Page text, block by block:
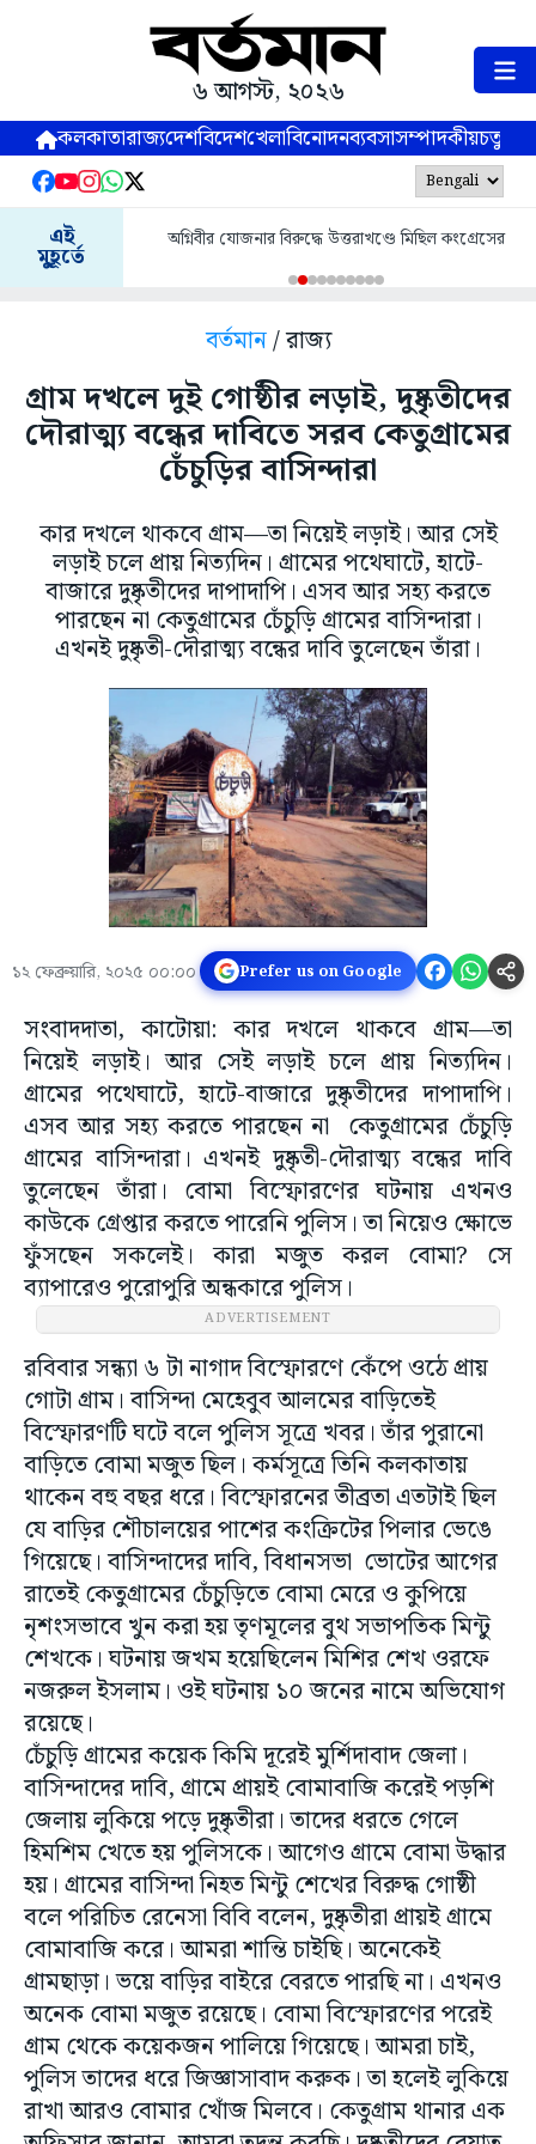
৬ আগস্ট, ২০২৬
কলকাতারাজ্যদেশবিদেশখেলাবিনোদনব্যবসাসম্পাদকীয়
এই
মুহূর্তে
অগ্নিবীর যোজনার বিরুদ্ধে উত্তরাখণ্ডে মিছিল কংগ্রেসের
বর্তমান/ রাজ্য
গ্রাম দখলে দুই গোষ্ঠীর লড়াই, দুষ্কৃতীদের
দৌরাত্ম্য বন্ধের দাবিতে সরব কেতুগ্রামের
চেঁচুড়ির বাসিন্দারা
কার দখলে থাকবে গ্রাম—তা নিয়েই লড়াই। আর সেই
লড়াই চলে প্রায় নিত্যদিন। গ্রামের পথেঘাটে, হাটে-
বাজারে দুষ্কৃতীদের দাপাদাপি। এসব আর সহ্য করতে
পারছেন না কেতুগ্রামের চেঁচুড়ি গ্রামের বাসিন্দারা।
এখনই দুষ্কৃতী-দৌরাত্ম্য বন্ধের দাবি তুলেছেন তাঁরা।
১২ ফেব্রুয়ারি, ২০২৫ ০০:০০ Prefer us on Google
সংবাদদাতা, কাটোয়া: কার দখলে থাকবে গ্রাম—তা
নিয়েই লড়াই। আর সেই লড়াই চলে প্রায় নিত্যদিন।
গ্রামের পথেঘাটে, হাটে-বাজারে দুষ্কৃতীদের দাপাদাপি।
এসব আর সহ্য করতে পারছেন না কেতুগ্রামের চেঁচুড়ি
গ্রামের বাসিন্দারা। এখনই দুষ্কৃতী-দৌরাত্ম্য বন্ধের দাবি
তুলেছেন তাঁরা। বোমা বিস্ফোরণের ঘটনায় এখনও
কাউকে গ্রেপ্তার করতে পারেনি পুলিস। তা নিয়েও ক্ষোভে
ফুঁসছেন সকলেই। কারা মজুত করল বোমা? সে
ব্যাপারেও পুরোপুরি অন্ধকারে পুলিস।
ADVERTISEMENT
রবিবার সন্ধ্যা ৬ টা নাগাদ বিস্ফোরণে কেঁপে ওঠে প্রায়
গোটা গ্রাম। বাসিন্দা মেহেবুব আলমের বাড়িতেই
বিস্ফোরণটি ঘটে বলে পুলিস সূত্রে খবর। তাঁর পুরানো
বাড়িতে বোমা মজুত ছিল। কর্মসূত্রে তিনি কলকাতায়
থাকেন বহু বছর ধরে। বিস্ফোরনের তীব্রতা এতটাই ছিল
যে বাড়ির শৌচালয়ের পাশের কংক্রিটের পিলার ভেঙে
গিয়েছে। বাসিন্দাদের দাবি, বিধানসভা ভোটের আগের
রাতেই কেতুগ্রামের চেঁচুড়িতে বোমা মেরে ও কুপিয়ে
নৃশংসভাবে খুন করা হয় তৃণমূলের বুথ সভাপতিক মিন্টু
শেখকে। ঘটনায় জখম হয়েছিলেন মিশির শেখ ওরফে
নজরুল ইসলাম। ওই ঘটনায় ১০ জনের নামে অভিযোগ
রয়েছে।
চেঁচুড়ি গ্রামের কয়েক কিমি দূরেই মুর্শিদাবাদ জেলা।
বাসিন্দাদের দাবি, গ্রামে প্রায়ই বোমাবাজি করেই পড়শি
জেলায় লুকিয়ে পড়ে দুষ্কৃতীরা। তাদের ধরতে গেলে
হিমশিম খেতে হয় পুলিসকে। আগেও গ্রামে বোমা উদ্ধার
হয়। গ্রামের বাসিন্দা নিহত মিন্টু শেখের বিরুদ্ধ গোষ্ঠী
বলে পরিচিত রেনেসা বিবি বলেন, দুষ্কৃতীরা প্রায়ই গ্রামে
বোমাবাজি করে। আমরা শান্তি চাইছি। অনেকেই
গ্রামছাড়া। ভয়ে বাড়ির বাইরে বেরতে পারছি না। এখনও
অনেক বোমা মজুত রয়েছে। বোমা বিস্ফোরণের পরেই
গ্রাম থেকে কয়েকজন পালিয়ে গিয়েছে। আমরা চাই,
পুলিস তাদের ধরে জিজ্ঞাসাবাদ করুক। তা হলেই লুকিয়ে
রাখা আরও বোমার খোঁজ মিলবে। কেতুগ্রাম থানার এক